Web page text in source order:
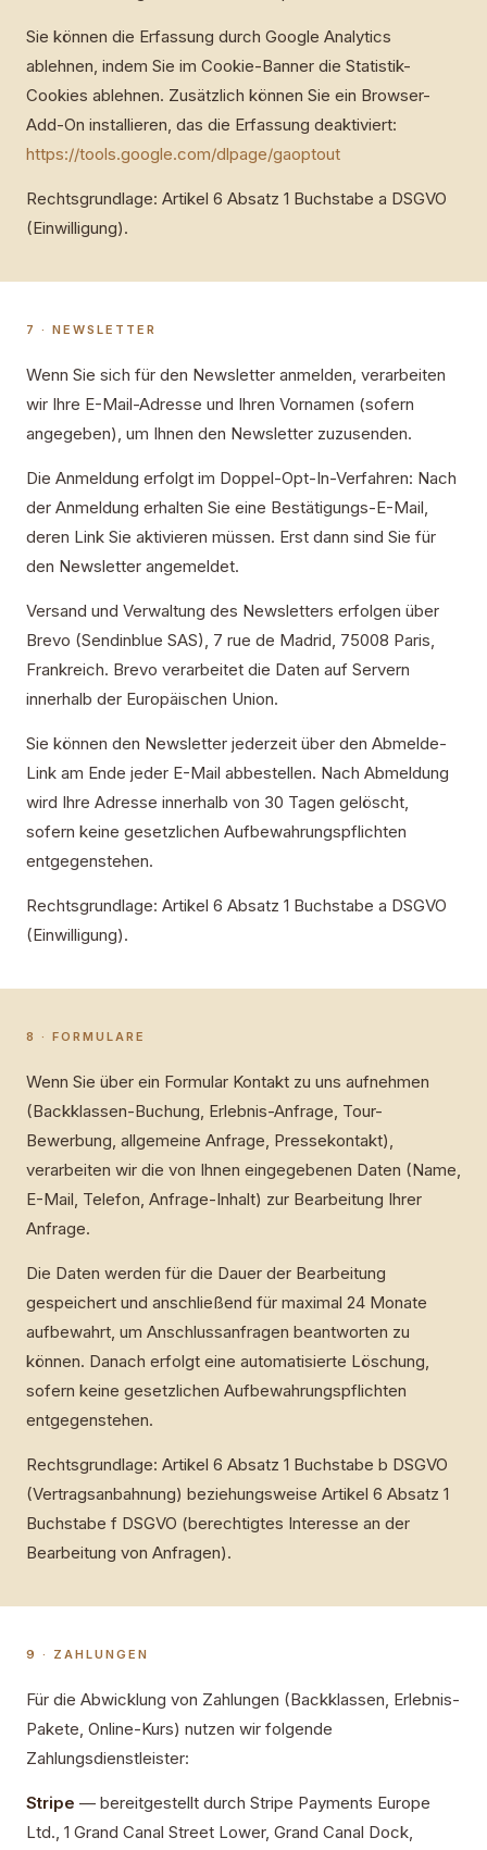
Sie können die Erfassung durch Google Analytics
ablehnen, indem Sie im Cookie-Banner die Statistik-
Cookies ablehnen. Zusätzlich können Sie ein Browser-
Add-On installieren, das die Erfassung deaktiviert:
https://tools.google.com/dlpage/gaoptout
Rechtsgrundlage: Artikel 6 Absatz 1 Buchstabe a DSGVO
(Einwilligung).
7 · NEWSLETTER
Wenn Sie sich für den Newsletter anmelden, verarbeiten
wir Ihre E-Mail-Adresse und Ihren Vornamen (sofern
angegeben), um Ihnen den Newsletter zuzusenden.
Die Anmeldung erfolgt im Doppel-Opt-In-Verfahren: Nach
der Anmeldung erhalten Sie eine Bestätigungs-E-Mail,
deren Link Sie aktivieren müssen. Erst dann sind Sie für
den Newsletter angemeldet.
Versand und Verwaltung des Newsletters erfolgen über
Brevo (Sendinblue SAS), 7 rue de Madrid, 75008 Paris,
Frankreich. Brevo verarbeitet die Daten auf Servern
innerhalb der Europäischen Union.
Sie können den Newsletter jederzeit über den Abmelde-
Link am Ende jeder E-Mail abbestellen. Nach Abmeldung
wird Ihre Adresse innerhalb von 30 Tagen gelöscht,
sofern keine gesetzlichen Aufbewahrungspflichten
entgegenstehen.
Rechtsgrundlage: Artikel 6 Absatz 1 Buchstabe a DSGVO
(Einwilligung).
8 · FORMULARE
Wenn Sie über ein Formular Kontakt zu uns aufnehmen
(Backklassen-Buchung, Erlebnis-Anfrage, Tour-
Bewerbung, allgemeine Anfrage, Pressekontakt),
verarbeiten wir die von Ihnen eingegebenen Daten (Name,
E-Mail, Telefon, Anfrage-Inhalt) zur Bearbeitung Ihrer
Anfrage.
Die Daten werden für die Dauer der Bearbeitung
gespeichert und anschließend für maximal 24 Monate
aufbewahrt, um Anschlussanfragen beantworten zu
können. Danach erfolgt eine automatisierte Löschung,
sofern keine gesetzlichen Aufbewahrungspflichten
entgegenstehen.
Rechtsgrundlage: Artikel 6 Absatz 1 Buchstabe b DSGVO
(Vertragsanbahnung) beziehungsweise Artikel 6 Absatz 1
Buchstabe f DSGVO (berechtigtes Interesse an der
Bearbeitung von Anfragen).
9 · ZAHLUNGEN
Für die Abwicklung von Zahlungen (Backklassen, Erlebnis-
Pakete, Online-Kurs) nutzen wir folgende
Zahlungsdienstleister:
Stripe — bereitgestellt durch Stripe Payments Europe
Ltd., 1 Grand Canal Street Lower, Grand Canal Dock,